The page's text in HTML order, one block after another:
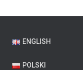
ENGLISH
POLSKI